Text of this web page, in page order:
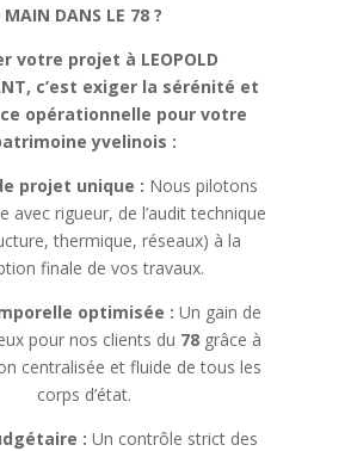
MAIN DANS LE 78 ?
votre projet à LEOPOLD
c’est exiger la sérénité et
opérationnelle pour votre
yvelinois :
projet unique : Nous pilotons
avec rigueur, de l’audit technique
thermique, réseaux) à la
finale de vos travaux.
optimisée : Un gain de
pour nos clients du 78 grâce à
centralisée et fluide de tous les
corps d’état.
: Un contrôle strict des